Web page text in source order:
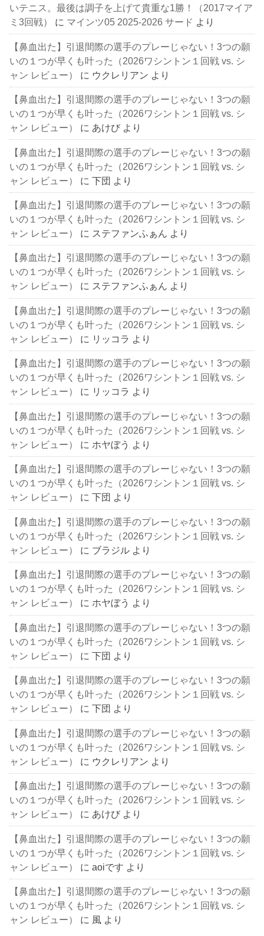
いテニス。最後は調子を上げて貴重な1勝！（2017マイア
ミ3回戦）
に マインツ05 2025-2026 サード より
【鼻血出た】引退間際の選手のプレーじゃない！3つの願
いの１つが早くも叶った（2026ワシントン１回戦 vs. シ
ャン レビュー）
に ウクレリアン より
【鼻血出た】引退間際の選手のプレーじゃない！3つの願
いの１つが早くも叶った（2026ワシントン１回戦 vs. シ
ャン レビュー）
に あけび より
【鼻血出た】引退間際の選手のプレーじゃない！3つの願
いの１つが早くも叶った（2026ワシントン１回戦 vs. シ
ャン レビュー）
に下団 より
【鼻血出た】引退間際の選手のプレーじゃない！3つの願
いの１つが早くも叶った（2026ワシントン１回戦 vs. シ
ャン レビュー）
に ステファンふぁん より
【鼻血出た】引退間際の選手のプレーじゃない！3つの願
いの１つが早くも叶った（2026ワシントン１回戦 vs. シ
ャン レビュー）
に ステファンふぁん より
【鼻血出た】引退間際の選手のプレーじゃない！3つの願
いの１つが早くも叶った（2026ワシントン１回戦 vs. シ
ャン レビュー）
に リッコラ より
【鼻血出た】引退間際の選手のプレーじゃない！3つの願
いの１つが早くも叶った（2026ワシントン１回戦 vs. シ
ャン レビュー）
に リッコラ より
【鼻血出た】引退間際の選手のプレーじゃない！3つの願
いの１つが早くも叶った（2026ワシントン１回戦 vs. シ
ャン レビュー）
に ホヤぼう より
【鼻血出た】引退間際の選手のプレーじゃない！3つの願
いの１つが早くも叶った（2026ワシントン１回戦 vs. シ
ャン レビュー）
に下団 より
【鼻血出た】引退間際の選手のプレーじゃない！3つの願
いの１つが早くも叶った（2026ワシントン１回戦 vs. シ
ャン レビュー）
に ブラジル より
【鼻血出た】引退間際の選手のプレーじゃない！3つの願
いの１つが早くも叶った（2026ワシントン１回戦 vs. シ
ャン レビュー）
に ホヤぼう より
【鼻血出た】引退間際の選手のプレーじゃない！3つの願
いの１つが早くも叶った（2026ワシントン１回戦 vs. シ
ャン レビュー）
に下団 より
【鼻血出た】引退間際の選手のプレーじゃない！3つの願
いの１つが早くも叶った（2026ワシントン１回戦 vs. シ
ャン レビュー）
に下団 より
【鼻血出た】引退間際の選手のプレーじゃない！3つの願
いの１つが早くも叶った（2026ワシントン１回戦 vs. シ
ャン レビュー）
に ウクレリアン より
【鼻血出た】引退間際の選手のプレーじゃない！3つの願
いの１つが早くも叶った（2026ワシントン１回戦 vs. シ
ャン レビュー）
に あけび より
【鼻血出た】引退間際の選手のプレーじゃない！3つの願
いの１つが早くも叶った（2026ワシントン１回戦 vs. シ
ャン レビュー）
にaoiです より
【鼻血出た】引退間際の選手のプレーじゃない！3つの願
いの１つが早くも叶った（2026ワシントン１回戦 vs. シ
ャン レビュー）
に 風 より